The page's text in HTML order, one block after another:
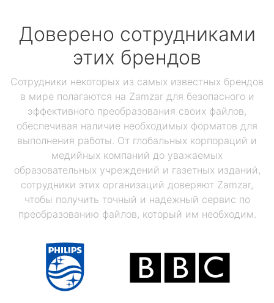
Доверено сотрудниками
этих брендов
Сотрудники некоторых из самых известных брендов
в мире полагаются на Zamzar для безопасного и
эффективного преобразования своих файлов,
обеспечивая наличие необходимых форматов для
выполнения работы. От глобальных корпораций и
медийных компаний до уважаемых
образовательных учреждений и газетных изданий,
сотрудники этих организаций доверяют Zamzar,
чтобы получить точный и надежный сервис по
преобразованию файлов, который им необходим.